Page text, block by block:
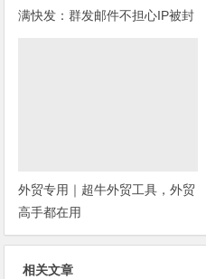
满快发：群发邮件不担心IP被封
外贸专用｜超牛外贸工具，外贸
高手都在用
相关文章